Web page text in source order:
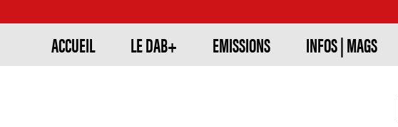
ACCUEIL LE DAB+ EMISSIONS INFOS | MAGS